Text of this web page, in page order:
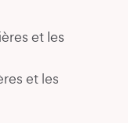
et les
et les